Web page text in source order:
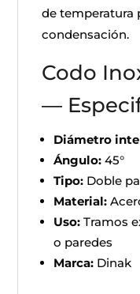
de temperatura
condensación.
Codo
—
Diámetro
Ángulo: 45°
Tipo: Doble
Material:
Uso: Tramos
o paredes
Marca: Dinak